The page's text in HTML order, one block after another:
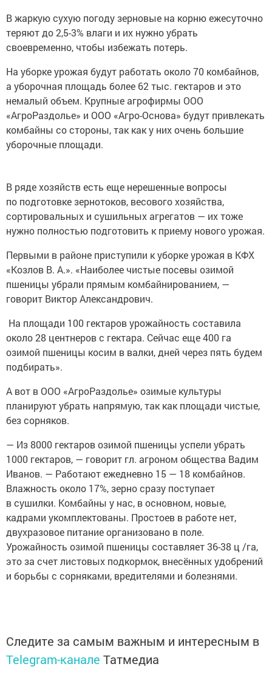
В жаркую сухую погоду зерновые на корню ежесуточно
теряют до 2,5-3% влаги и их нужно убрать
своевременно, чтобы избежать потерь.
На уборке урожая будут работать около 70 комбайнов,
а уборочная площадь более 62 тыс. гектаров и это
немалый объем. Крупные агрофирмы ООО
«АгроРаздолье» и ООО «Агро-Основа» будут привлекать
комбайны со стороны, так как у них очень большие
уборочные площади.
В ряде хозяйств есть еще нерешенные вопросы
по подготовке зернотоков, весового хозяйства,
сортировальных и сушильных агрегатов — их тоже
нужно полностью подготовить к приему нового урожая.
Первыми в районе приступили к уборке урожая в КФХ
«Козлов В. А.». «Наиболее чистые посевы озимой
пшеницы убрали прямым комбайнированием, —
говорит Виктор Александрович.
На площади 100 гектаров урожайность составила
около 28 центнеров с гектара. Сейчас еще 400 га
озимой пшеницы косим в валки, дней через пять будем
подбирать».
А вот в ООО «АгроРаздолье» озимые культуры
планируют убрать напрямую, так как площади чистые,
без сорняков.
— Из 8000 гектаров озимой пшеницы успели убрать
1000 гектаров, — говорит гл. агроном общества Вадим
Иванов. — Работают ежедневно 15 — 18 комбайнов.
Влажность около 17%, зерно сразу поступает
в сушилки. Комбайны у нас, в основном, новые,
кадрами укомплектованы. Простоев в работе нет,
двухразовое питание организовано в поле.
Урожайность озимой пшеницы составляет 36-38 ц /га,
это за счет листовых подкормок, внесённых удобрений
и борьбы с сорняками, вредителями и болезнями.
Следите за самым важным и интересным в
Telegram-канале Татмедиа